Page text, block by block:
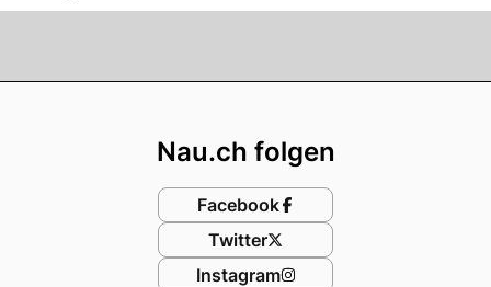
Nau.ch folgen
Facebook
Twitter
Instagram